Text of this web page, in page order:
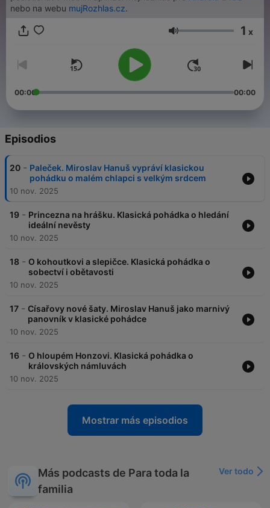
nebo na webu mujRozhlas.cz.
Volumen 1 x
00:00 00:00
Episodios
20 - Paleček. Miroslav Hanuš vypráví klasickou
pohádku o malém chlapci s velkým srdcem
10 nov. 2025
19 - Princezna na hrášku. Klasická pohádka o hledání
ideální nevěsty
10 nov. 2025
18 - O kohoutkovi a slepičce. Klasická pohádka o
sobectví i obětavosti
10 nov. 2025
17 - Císařovy nové šaty. Miroslav Hanuš jako marnivý
panovník v klasické pohádce
10 nov. 2025
16 - O hloupém Honzovi. Klasická pohádka o
královských námluvách
10 nov. 2025
Mostrar más episodios
Más podcasts de Para toda la
familia
Ver todo